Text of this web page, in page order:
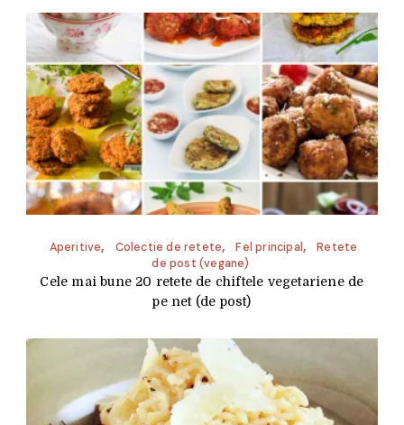
Aperitive Colectie de retete Fel principal
Retete
de post (vegane)
Cele mai bune 20 retete de chiftele vegetariene de
pe net (de post)